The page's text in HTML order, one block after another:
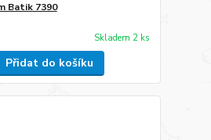
Batik 7390
Skladem 2 ks
Přidat do košíku